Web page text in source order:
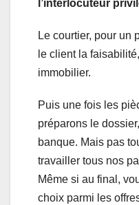
l’interlocuteur
Le courtier, pour un
le client la
immobilier.
Puis une fois les
préparons le
banque. Mais pas
travailler tous nos
Même si au final,
choix parmi les